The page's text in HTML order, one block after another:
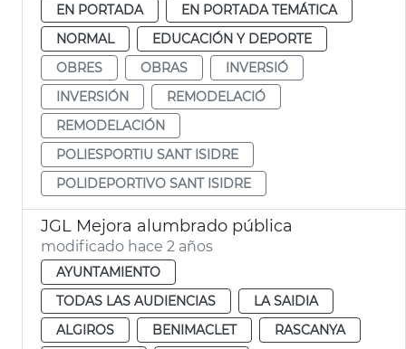
EN PORTADA
EN PORTADA TEMÁTICA
NORMAL
EDUCACIÓN Y DEPORTE
OBRES
OBRAS
INVERSIÓ
INVERSIÓN
REMODELACIÓ
REMODELACIÓN
POLIESPORTIU SANT ISIDRE
POLIDEPORTIVO SANT ISIDRE
JGL Mejora alumbrado pública
modificado hace 2 años
AYUNTAMIENTO
TODAS LAS AUDIENCIAS
LA SAIDIA
ALGIROS
BENIMACLET
RASCANYA